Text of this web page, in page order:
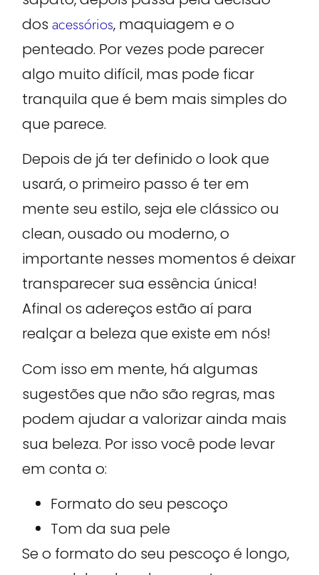
dosacessórios, maquiagem e o
penteado. Por vezes pode parecer
algo muito difícil, mas pode ficar
tranquila que é bem mais simples do
que parece.
Depois de já ter definido o look que
usará, o primeiro passo é ter em
mente seu estilo, seja ele clássico ou
clean, ousado ou moderno, o
importante nesses momentos é deixar
transparecer sua essência única!
Afinal os adereços estão aí para
realçar a beleza que existe em nós!
Com isso em mente, há algumas
sugestões que não são regras, mas
podem ajudar a valorizar ainda mais
sua beleza. Por isso você pode levar
em conta o:
Formato do seu pescoço
Tom da sua pele
Se o formato do seu pescoço é longo,